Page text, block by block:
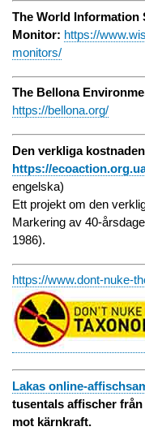
The World Information
Monitor: https://
monitors/
The Bellona
https://bellona.org/
Den verkliga
https://
engelska)
Ett projekt om den
Markering av 40-
1986).
https://www.dont-nuke-
Lakas online-
tusentals affischer
mot kärnkraft.